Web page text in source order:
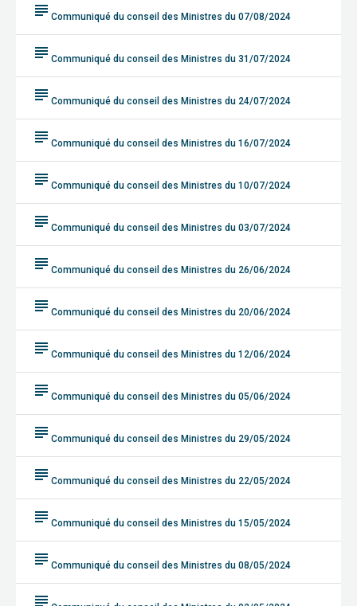
subject Communiqué du conseil des Ministres du 07/08/2024
subject Communiqué du conseil des Ministres du 31/07/2024
subject Communiqué du conseil des Ministres du 24/07/2024
subject Communiqué du conseil des Ministres du 16/07/2024
subject Communiqué du conseil des Ministres du 10/07/2024
subject Communiqué du conseil des Ministres du 03/07/2024
subject Communiqué du conseil des Ministres du 26/06/2024
subject Communiqué du conseil des Ministres du 20/06/2024
subject Communiqué du conseil des Ministres du 12/06/2024
subject Communiqué du conseil des Ministres du 05/06/2024
subject Communiqué du conseil des Ministres du 29/05/2024
subject Communiqué du conseil des Ministres du 22/05/2024
subject Communiqué du conseil des Ministres du 15/05/2024
subject Communiqué du conseil des Ministres du 08/05/2024
subject